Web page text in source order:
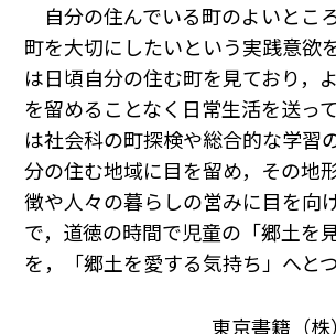
自分の住んでいる町のよいとこ
町を大切にしたいという実践意欲
は日頃自分の住む町を見ており，
を留めることなく日常生活を送っ
は社会科の町探検や総合的な学習
分の住む地域に目を留め，その地
徴や人々の暮らしの営みに目を向
で，道徳の時間で児童の「郷土を
を，「郷土を愛する気持ち」へと
東京書籍（